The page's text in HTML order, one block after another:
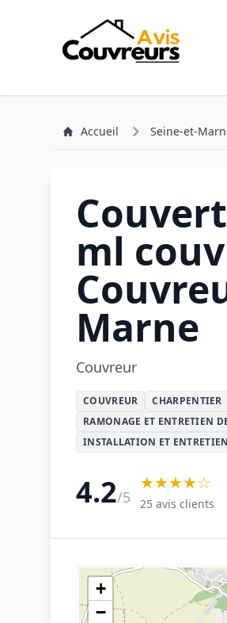
Accueil Seine-et-
ml
Marne
Couvreur
COUVREUR
CHARPENTIER
RAMONAGE ET ENTRETIEN
INSTALLATION ET
4.2/5
★★★★☆
25 avis clients
+
−